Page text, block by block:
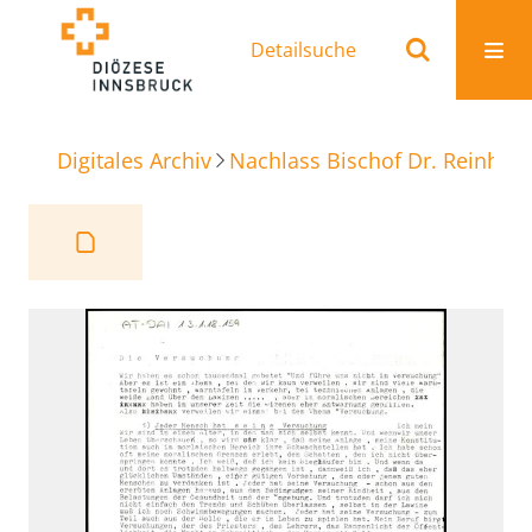
Detailsuche
Digitales Archiv Nachlass Bischof Dr.